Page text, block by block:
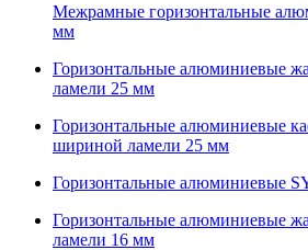
Межрамные горизонтальные
мм
Горизонтальные алюминиевые
ламели 25 мм
Горизонтальные алюминиевые
шириной ламели 25 мм
Горизонтальные алюминиевые
Горизонтальные алюминиевые
ламели 16 мм